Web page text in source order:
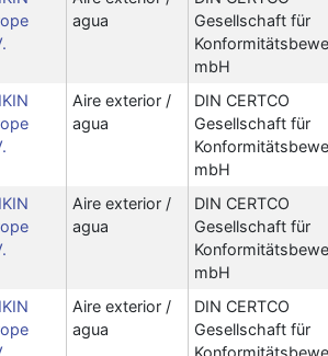
agua
Gesellschaft für
mbH
Aire exterior /
agua
DIN CERTCO
Gesellschaft für
mbH
Aire exterior /
agua
DIN CERTCO
Gesellschaft für
mbH
Aire exterior /
agua
DIN CERTCO
Gesellschaft für